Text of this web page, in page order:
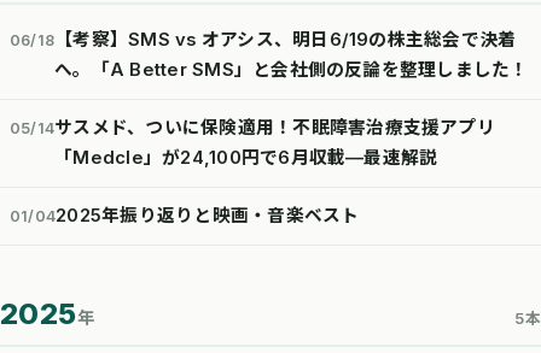
06/18
【考察】SMS vs オアシス、明日6/19の株主総会で決着
へ。「A Better SMS」と会社側の反論を整理しました！
05/14サスメド、ついに保険適用！不眠障害治療支援アプリ
「Medcle」が24,100円で6月収載—最速解説
01/042025年振り返りと映画・音楽ベスト
2025年 5本